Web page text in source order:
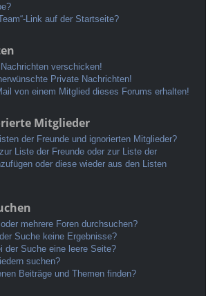
Link auf der Startseite?
verschicken!
Private Nachrichten!
von einem Mitglied dieses Forums erhalten!
Mitglieder
der Freunde und ignorierten Mitglieder?
Liste der Freunde oder zur Liste der
oder diese wieder aus den Listen
mehrere Foren durchsuchen?
Suche keine Ergebnisse?
der Suche eine leere Seite?
suchen?
Beiträge und Themen finden?